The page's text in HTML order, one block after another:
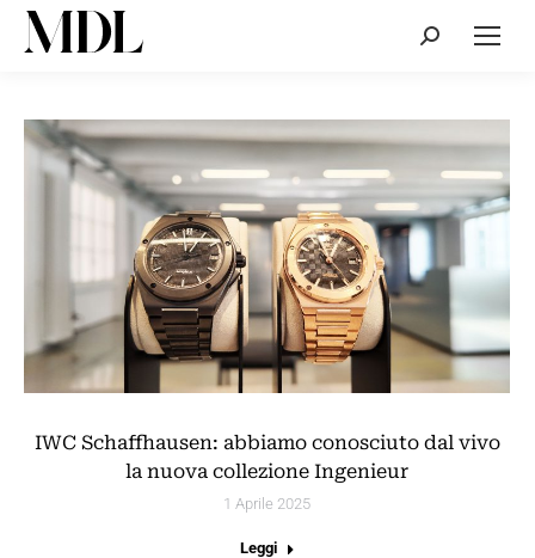
Cerca:
IWC Schaffhausen: abbiamo conosciuto dal vivo
la nuova collezione Ingenieur
1 Aprile 2025
Leggi